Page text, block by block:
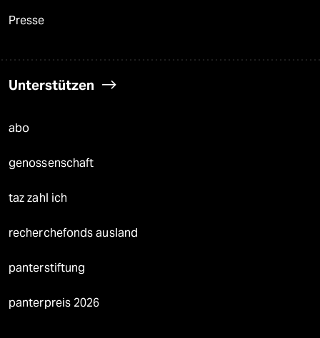
Presse
Unterstützen
abo
genossenschaft
taz zahl ich
recherchefonds ausland
panterstiftung
panterpreis 2026